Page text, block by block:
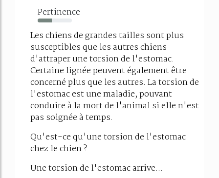
Pertinence
41%
Les chiens de grandes tailles sont plus
susceptibles que les autres chiens
d'attraper une torsion de l'estomac.
Certaine lignée peuvent également être
concerné plus que les autres. La torsion de
l'estomac est une maladie, pouvant
conduire à la mort de l'animal si elle n'est
pas soignée à temps.
Qu'est-ce qu'une torsion de l'estomac
chez le chien ?
Une torsion de l'estomac arrive...